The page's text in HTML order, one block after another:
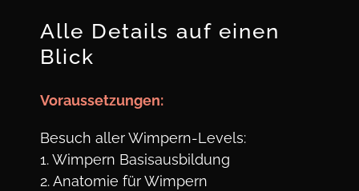
Alle Details auf einen
Blick
Voraussetzungen:
Besuch aller Wimpern-Levels:
1. Wimpern Basisausbildung
2. Anatomie für Wimpern